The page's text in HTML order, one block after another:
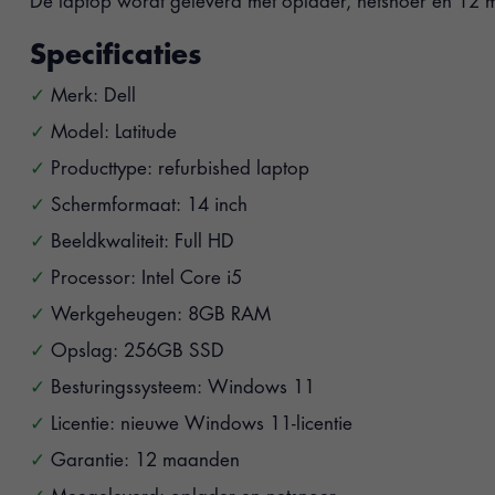
Specificaties
Merk: Dell
Model: Latitude
Producttype: refurbished laptop
Schermformaat: 14 inch
Beeldkwaliteit: Full HD
Processor: Intel Core i5
Werkgeheugen: 8GB RAM
Opslag: 256GB SSD
Besturingssysteem: Windows 11
Licentie: nieuwe Windows 11-licentie
Garantie: 12 maanden